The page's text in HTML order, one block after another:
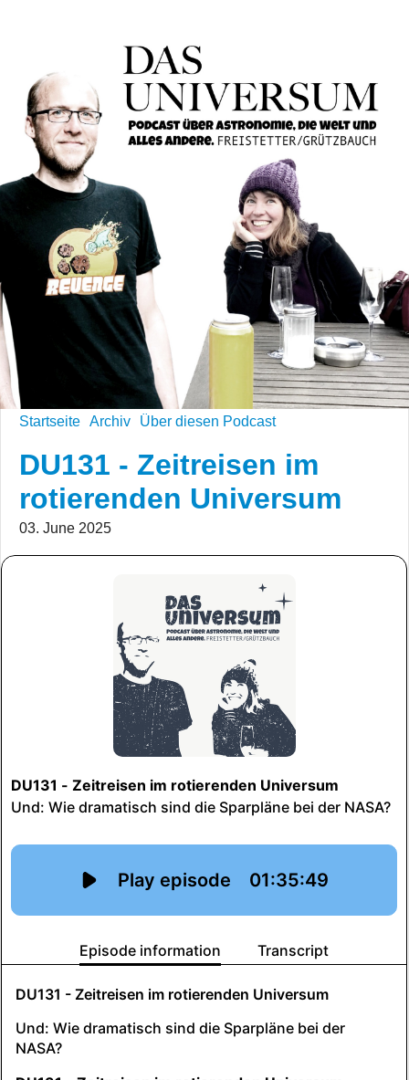
Startseite Archiv Über diesen Podcast
DU131 - Zeitreisen im
rotierenden Universum
03. June 2025